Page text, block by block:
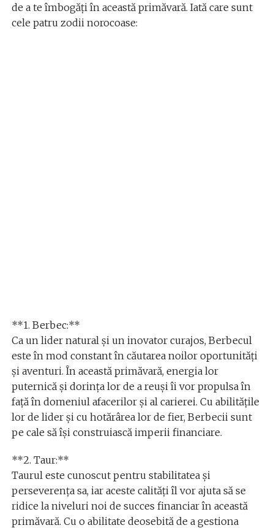
de a te îmbogăți în această primăvară. Iată care sunt
cele patru zodii norocoase:
**1. Berbec:**
Ca un lider natural și un inovator curajos, Berbecul
este în mod constant în căutarea noilor oportunități
și aventuri. În această primăvară, energia lor
puternică și dorința lor de a reuși îi vor propulsa în
față în domeniul afacerilor și al carierei. Cu abilitățile
lor de lider și cu hotărârea lor de fier, Berbecii sunt
pe cale să își construiască imperii financiare.
**2. Taur:**
Taurul este cunoscut pentru stabilitatea și
perseverența sa, iar aceste calități îl vor ajuta să se
ridice la niveluri noi de succes financiar în această
primăvară. Cu o abilitate deosebită de a gestiona